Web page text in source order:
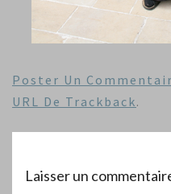
Poster Un
URL De Trackback.
Laisser un